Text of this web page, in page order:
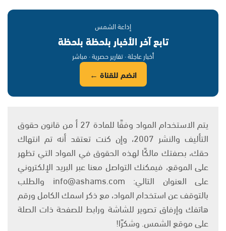
إذاعة الشمس
تابع آخر الأخبار بلحظة بلحظة
أخبار عاجلة · تقارير حصرية · مباشر
انضم للقناة ←
يتم الاستخدام المواد وفقًا للمادة 27 أ من قانون حقوق
التأليف والنشر 2007، وإن كنت تعتقد أنه تم انتهاك
حقك، بصفتك مالكًا لهذه الحقوق في المواد التي تظهر
على الموقع، فيمكنك التواصل معنا عبر البريد الإلكتروني
على العنوان التالي: info@ashams.com والطلب
بالتوقف عن استخدام المواد، مع ذكر اسمك الكامل ورقم
هاتفك وإرفاق تصوير للشاشة ورابط للصفحة ذات الصلة
على موقع الشمس. وشكرًا!